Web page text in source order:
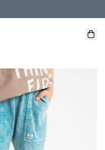
本地送貨、本地取貨 )